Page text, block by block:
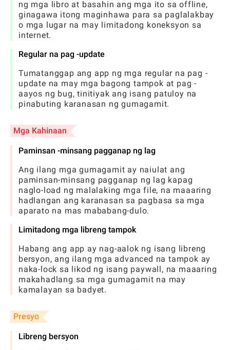
ng mga libro at basahin ang mga ito sa offline,
ginagawa itong maginhawa para sa paglalakbay
o mga lugar na may limitadong koneksyon sa
internet.
Regular na pag -update
Tumatanggap ang app ng mga regular na pag -
update na may mga bagong tampok at pag -
aayos ng bug, tinitiyak ang isang patuloy na
pinabuting karanasan ng gumagamit.
Mga Kahinaan
Paminsan -minsang pagganap ng lag
Ang ilang mga gumagamit ay naiulat ang
paminsan-minsang pagganap ng lag kapag
naglo-load ng malalaking mga file, na maaaring
hadlangan ang karanasan sa pagbasa sa mga
aparato na mas mababang-dulo.
Limitadong mga libreng tampok
Habang ang app ay nag-aalok ng isang libreng
bersyon, ang ilang mga advanced na tampok ay
naka-lock sa likod ng isang paywall, na maaaring
makahadlang sa mga gumagamit na may
kamalayan sa badyet.
Presyo
Libreng bersyon